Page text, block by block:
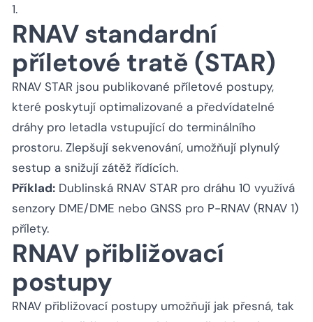
1.
RNAV standardní
příletové tratě (STAR)
RNAV STAR jsou publikované příletové postupy,
které poskytují optimalizované a předvídatelné
dráhy pro letadla vstupující do terminálního
prostoru. Zlepšují sekvenování, umožňují plynulý
sestup a snižují zátěž řídících.
Příklad: Dublinská RNAV STAR pro dráhu 10 využívá
senzory DME/DME nebo GNSS pro P-RNAV (RNAV 1)
přílety.
RNAV přibližovací
postupy
RNAV přibližovací postupy umožňují jak přesná, tak